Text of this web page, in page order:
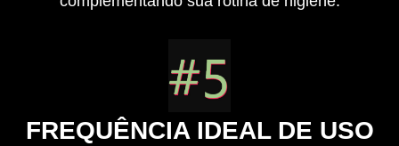
FREQUÊNCIA IDEAL DE USO